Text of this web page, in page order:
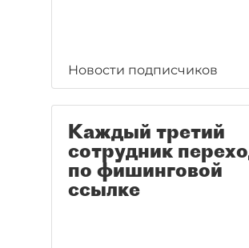
Новости подписчиков
Каждый третий
сотрудник
по фишинговой
ссылке